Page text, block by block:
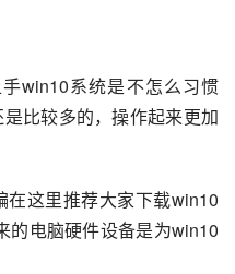
win10系统是不怎么习惯
比较多的，操作起来更加
在这里推荐大家下载win10
的电脑硬件设备是为win10